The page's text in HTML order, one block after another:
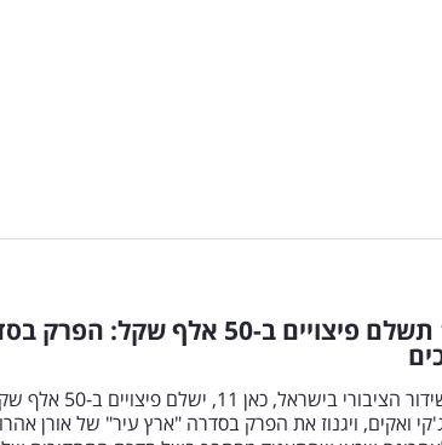
כאן 11 תשלם פיצויים ב-50 אלף
תאגיד השידור
ואקים, ויגנוז את הפרק בסדרה "ארץ עיר" של אורן